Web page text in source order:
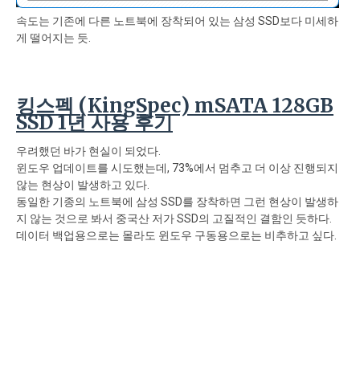
속도는 기존에 다른 노트북에 장착되어 있는 삼성 SSD보다 미세하
게 떨어지는 듯.
킹스펙 (KingSpec) mSATA 128GB
SSD 1년 사용 후기
우려했던 바가 현실이 되었다.
윈도우 업데이트를 시도했는데, 73%에서 멈추고 더 이상 진행되지
않는 현상이 발생하고 있다.
동일한 기종의 노트북에 삼성 SSD를 장착하면 그런 현상이 발생하
지 않는 것으로 봐서 중국산 저가 SSD의 고질적인 결함인 듯하다.
데이터 백업용으로는 몰라도 윈도우 구동용으로는 비추하고 싶다.